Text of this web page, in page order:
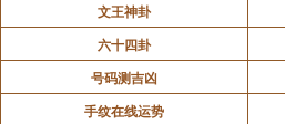
《易经》第十七卦 随 泽雷
《易经》第十八卦 蛊 山风
文王神卦
六十四卦
号码测吉凶
手纹在线运势